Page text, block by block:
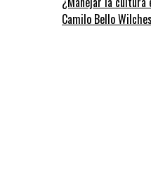
Camilo Bello Wilches